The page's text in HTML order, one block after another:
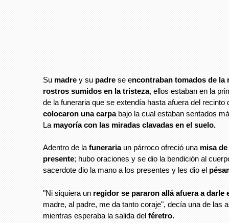
Su madre y su padre se encontraban tomados de la
rostros sumidos en la tristeza, ellos estaban en la
de la funeraria que se extendía hasta afuera del recinto
colocaron una carpa bajo la cual estaban sentados
La mayoría con las miradas clavadas en el suelo.
Adentro de la funerariaun párroco ofreció una misa
presente; hubo oraciones y se dio la bendición al
sacerdote dio la mano a los presentes y les dio el
"Ni siquiera un regidor se pararon allá afuera a darle
madre, al padre, me da tanto coraje", decía una de las
mientras esperaba la salida del féretro.